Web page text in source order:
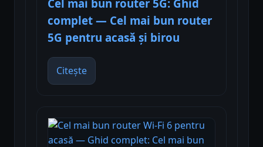
Cel mai bun router 5G: Ghid
complet — Cel mai bun router
5G pentru acasă și birou
Citește